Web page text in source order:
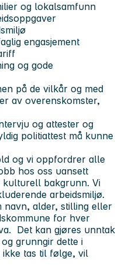
og lokalsamfunn
engasjement
og gode
på de vilkår og med
av overenskomster,
og attester og
politiattest må kunne
og vi oppfordrer alle
hos oss uansett
bakgrunn. Vi
arbeidsmiljø.
navn, alder, stilling eller
for hver
Det kan gjøres unntak
grunngir dette i
ikke tas til følge, vil